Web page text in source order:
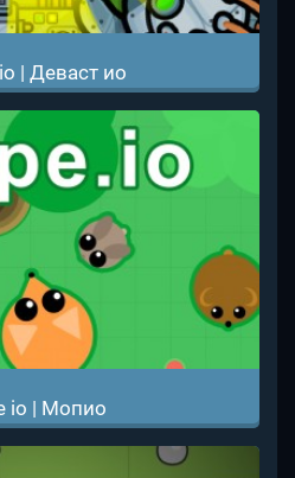
| Деваст ио
io | Мопио